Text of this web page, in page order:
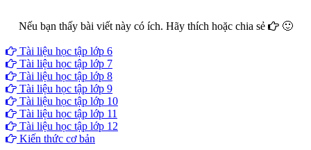
Nếu bạn thấy bài viết này có ích. Hãy thích hoặc chia sẻ
🙂
Tài liệu học tập lớp 6
Tài liệu học tập lớp 7
Tài liệu học tập lớp 8
Tài liệu học tập lớp 9
Tài liệu học tập lớp 10
Tài liệu học tập lớp 11
Tài liệu học tập lớp 12
Kiến thức cơ bản